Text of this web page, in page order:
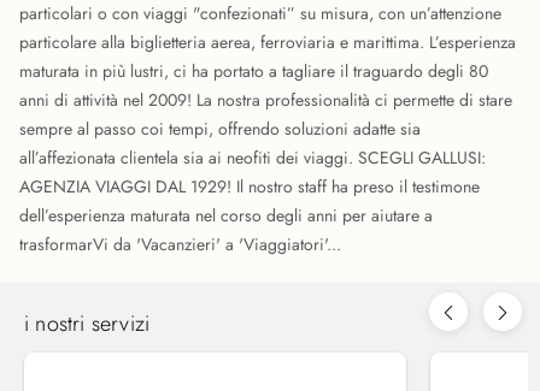
particolari o con viaggi "confezionati” su misura, con un’attenzione
particolare alla biglietteria aerea, ferroviaria e marittima. L’esperienza
maturata in più lustri, ci ha portato a tagliare il traguardo degli 80
anni di attività nel 2009! La nostra professionalità ci permette di stare
sempre al passo coi tempi, offrendo soluzioni adatte sia
all’affezionata clientela sia ai neofiti dei viaggi. SCEGLI GALLUSI:
AGENZIA VIAGGI DAL 1929! Il nostro staff ha preso il testimone
dell’esperienza maturata nel corso degli anni per aiutare a
trasformarVi da 'Vacanzieri' a 'Viaggiatori'...
i nostri servizi